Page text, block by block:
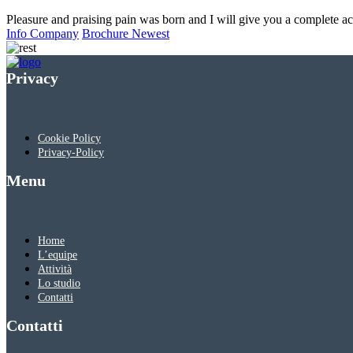
Pleasure and praising pain was born and I will give you a complete
Info Company Brochure Newest
Privacy
Cookie Policy
Privacy-Policy
Menu
Home
L’equipe
Attività
Lo studio
Contatti
Contatti